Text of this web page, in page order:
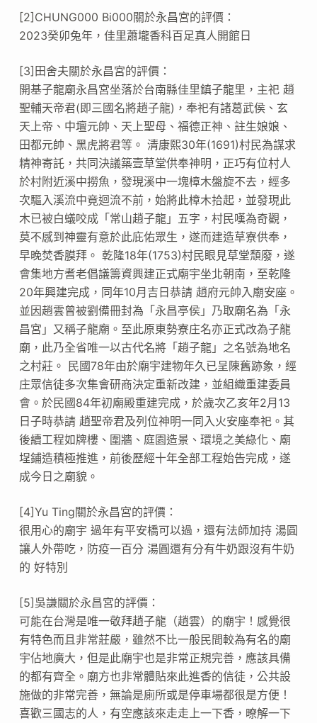
[2]CHUNG000 Bi000關於永昌宮的評價：
2023癸卯兔年，佳里蕭壠香科百足真人開館日
[3]田舍夫關於永昌宮的評價：
開基子龍廟永昌宮坐落於台南縣佳里鎮子龍里，主祀 趙
聖輔天帝君(即三國名將趙子龍)，奉祀有諸葛武侯、玄
天上帝、中壇元帥、天上聖母、福德正神、註生娘娘、
田都元帥、黑虎將君等。 清康熙30年(1691)村民為謀求
精神寄託，共同決議築壹草堂供奉神明，正巧有位村人
於村附近溪中撈魚，發現溪中一塊樟木盤旋不去，經多
次驅入溪流中竟迴流不前，始將此樟木拾起，並發現此
木已被白蟻咬成「常山趙子龍」五字，村民嘆為奇觀，
莫不感到神靈有意於此庇佑眾生，遂而建造草寮供奉，
早晚焚香膜拜。 乾隆18年(1753)村民眼見草堂頹廢，遂
會集地方耆老倡議籌資興建正式廟宇坐北朝南，至乾隆
20年興建完成，同年10月吉日恭請 趙府元帥入廟安座。
並因趙雲曾被劉備冊封為「永昌亭侯」乃取廟名為「永
昌宮」又稱子龍廟。至此原東勢寮庄名亦正式改為子龍
廟，此乃全省唯一以古代名將「趙子龍」之名號為地名
之村莊。 民國78年由於廟宇建物年久已呈陳舊跡象，經
庄眾信徒多次集會研商決定重新改建，並組織重建委員
會。於民國84年初廟殿重建完成，於歲次乙亥年2月13
日子時恭請 趙聖帝君及列位神明一同入火安座奉祀。其
後續工程如牌樓、圍牆、庭園造景、環境之美綠化、廟
埕鋪造積極推進，前後歷經十年全部工程始告完成，遂
成今日之廟貌。
[4]Yu Ting關於永昌宮的評價：
很用心的廟宇 過年有平安橋可以過，還有法師加持 湯圓
讓人外帶吃，防疫一百分 湯圓還有分有牛奶跟沒有牛奶
的 好特別
[5]吳謙關於永昌宮的評價：
可能在台灣是唯一敬拜趙子龍（趙雲）的廟宇！感覺很
有特色而且非常莊嚴，雖然不比一般民間較為有名的廟
宇佔地廣大，但是此廟宇也是非常正規完善，應該具備
的都有齊全。廟方也非常體貼來此進香的信徒，公共設
施做的非常完善，無論是廁所或是停車場都很是方便！
喜歡三國志的人，有空應該來走走上一下香，暸解一下